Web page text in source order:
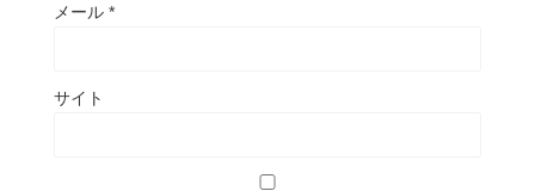
メール *
サイト